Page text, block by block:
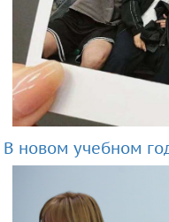
В новом учебном